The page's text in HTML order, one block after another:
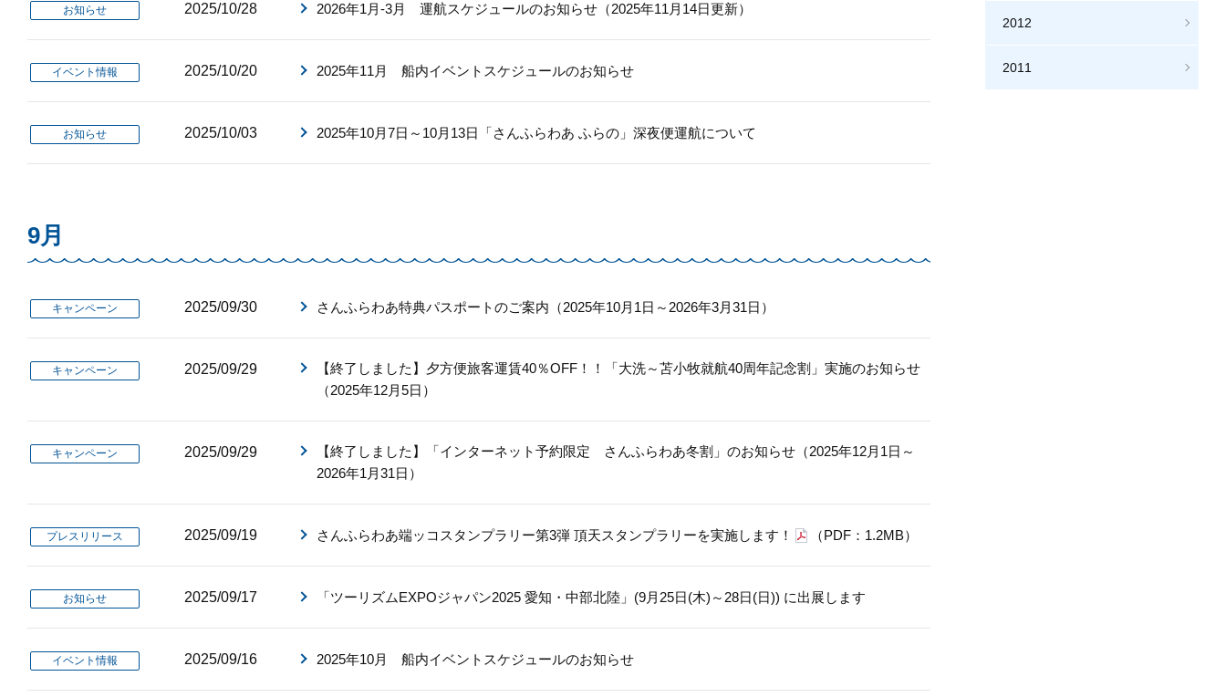
お知らせ 2025/10/28 2026年1月-3月 運航スケジュールのお知らせ（2025年11月14日更新）
イベント情報 2025/10/20 2025年11月 船内イベントスケジュールのお知らせ
お知らせ 2025/10/03 2025年10月7日～10月13日「さんふらわあ ふらの」深夜便運航について
9月
キャンペーン 2025/09/30 さんふらわあ特典パスポートのご案内（2025年10月1日～2026年3月31日）
キャンペーン 2025/09/29
【終了しました】夕方便旅客運賃40％OFF！！「大洗～苫小牧就航40周年記念割」実施のお知らせ
（2025年12月5日）
キャンペーン 2025/09/29
【終了しました】「インターネット予約限定 さんふらわあ冬割」のお知らせ（2025年12月1日～
2026年1月31日）
プレスリリース 2025/09/19 さんふらわあ端ッコスタンプラリー第3弾 頂天スタンプラリーを実施します！ （PDF：1.2MB）
お知らせ 2025/09/17 「ツーリズムEXPOジャパン2025 愛知・中部北陸」(9月25日(木)～28日(日)) に出展します
イベント情報 2025/09/16 2025年10月 船内イベントスケジュールのお知らせ
2012
2011